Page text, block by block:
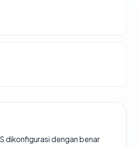
dikonfigurasi dengan benar